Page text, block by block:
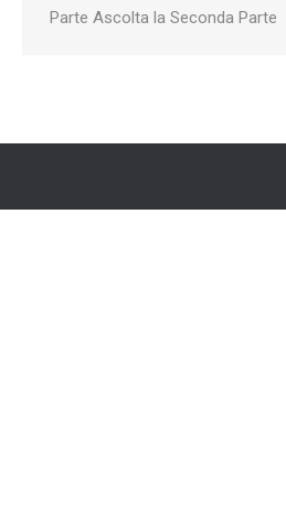
Parte Ascolta la Seconda Parte